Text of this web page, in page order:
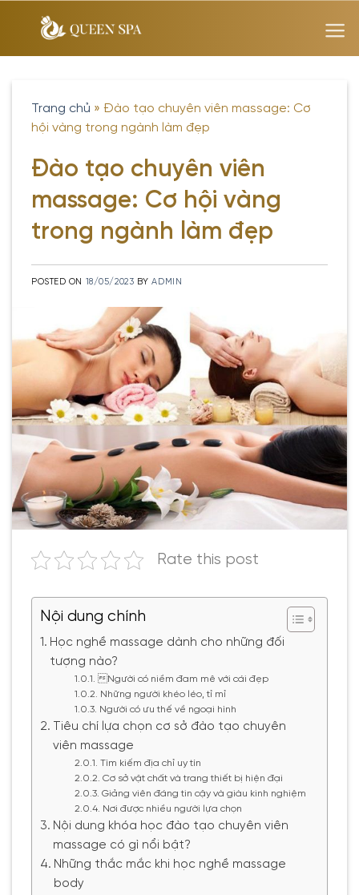
Trang chủ » Đào tạo chuyên viên massage: Cơ
hội vàng trong ngành làm đẹp
Đào tạo chuyên viên
massage: Cơ hội vàng
trong ngành làm đẹp
POSTED ON 18/05/2023 BYADMIN
Rate this post
Nội dung chính
Học nghề massage dành cho những đối
tượng nào?
Người có niềm đam mê với cái đẹp
Những người khéo léo, tỉ mỉ
Người có ưu thế về ngoại hình
Tiêu chí lựa chọn cơ sở đào tạo chuyên
viên massage
Tìm kiếm địa chỉ uy tín
Cơ sở vật chất và trang thiết bị hiện đại
Giảng viên đáng tin cậy và giàu kinh nghiệm
Nơi được nhiều người lựa chọn
Nội dung khóa học đào tạo chuyên viên
massage có gì nổi bật?
Những thắc mắc khi học nghề massage
body